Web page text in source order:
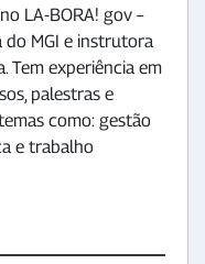
LA-BORA! gov –
do MGI e instrutora
Tem experiência em
palestras e
como: gestão
e trabalho